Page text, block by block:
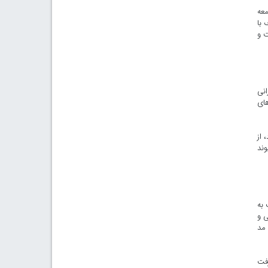
با
و
از
به‌
و
مد